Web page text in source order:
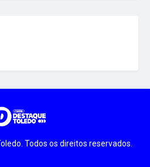
Todos os direitos reservados.